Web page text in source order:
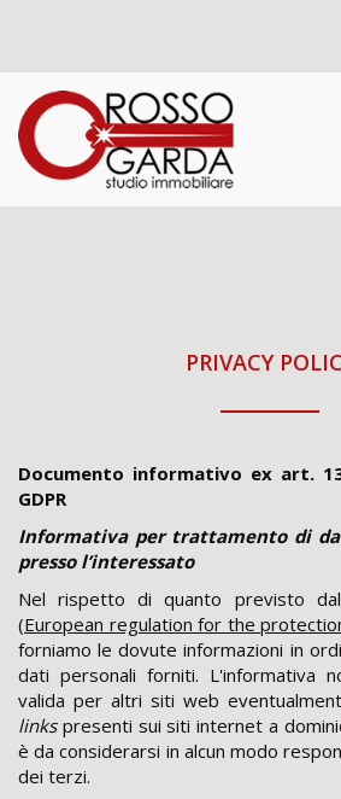
PRIVACY
Documento informativo ex art. 13
GDPR
Informativa per trattamento di
presso l’interessato
Nel rispetto di quanto previsto
(European regulation for the
forniamo le dovute informazioni in
dati personali forniti. L'informativa
valida per altri siti web
links presenti sui siti internet a
è da considerarsi in alcun modo
dei terzi.